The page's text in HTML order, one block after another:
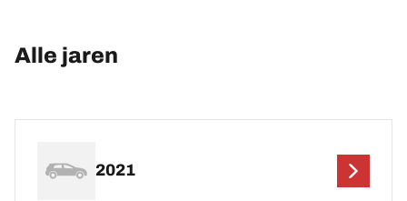
Alle jaren
2021